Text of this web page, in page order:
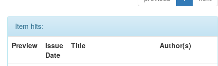
Item hits:
Preview
Issue
Date
Title Author(s)